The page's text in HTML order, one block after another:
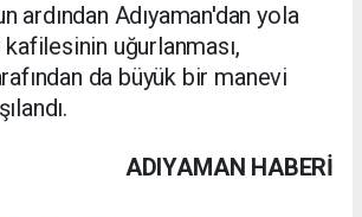
ardından Adıyaman'dan yola
uğurlanması,
da büyük bir manevi
ADIYAMAN HABERİ